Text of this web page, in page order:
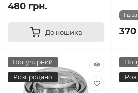
480 грн.
До кошика
Під
370
Популярний
Розпродано